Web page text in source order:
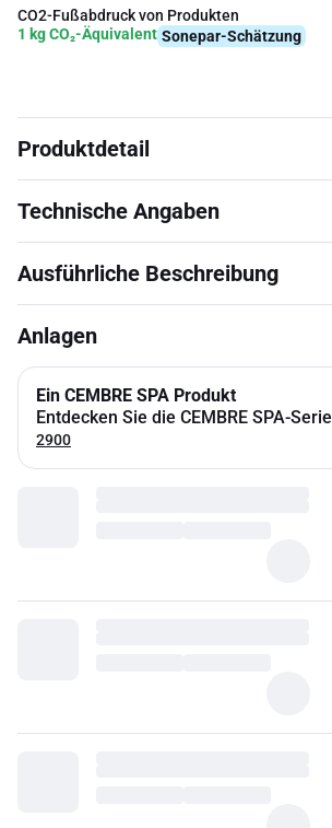
CO2-Fußabdruck von Produkten
1 kg CO₂-Äquivalent Sonepar-Schätzung
Produktdetail
Technische Angaben
Ausführliche Beschreibung
Anlagen
Ein CEMBRE SPA Produkt
Entdecken Sie die CEMBRE SPA-Serie
2900